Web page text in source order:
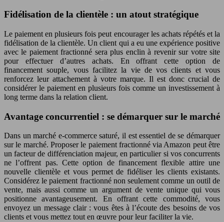
Fidélisation de la clientèle : un atout stratégique
Le paiement en plusieurs fois peut encourager les achats répétés et la
fidélisation de la clientèle. Un client qui a eu une expérience positive
avec le paiement fractionné sera plus enclin à revenir sur votre site
pour effectuer d’autres achats. En offrant cette option de
financement souple, vous facilitez la vie de vos clients et vous
renforcez leur attachement à votre marque. Il est donc crucial de
considérer le paiement en plusieurs fois comme un investissement à
long terme dans la relation client.
Avantage concurrentiel : se démarquer sur le marché
Dans un marché e-commerce saturé, il est essentiel de se démarquer
sur le marché. Proposer le paiement fractionné via Amazon peut être
un facteur de différenciation majeur, en particulier si vos concurrents
ne l’offrent pas. Cette option de financement flexible attire une
nouvelle clientèle et vous permet de fidéliser les clients existants.
Considérez le paiement fractionné non seulement comme un outil de
vente, mais aussi comme un argument de vente unique qui vous
positionne avantageusement. En offrant cette commodité, vous
envoyez un message clair : vous êtes à l’écoute des besoins de vos
clients et vous mettez tout en œuvre pour leur faciliter la vie.